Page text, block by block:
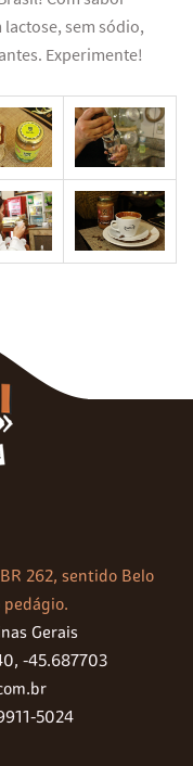
sem sódio,
Experimente!
262, sentido Belo
pedágio.
Gerais
-45.687703
5024